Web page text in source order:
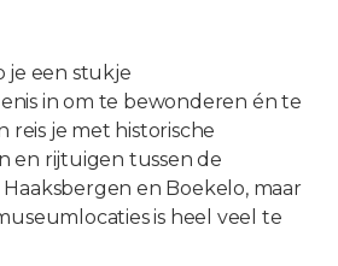
je een stukje
in om te bewonderen én te
reis je met historische
en rijtuigen tussen de
en Boekelo, maar
is heel veel te